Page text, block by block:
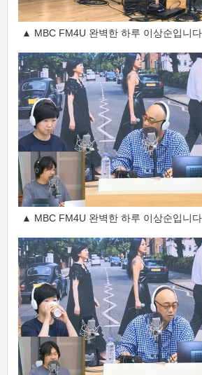
▲ MBC FM4U 완벽한 하루 이상순입니
▲ MBC FM4U 완벽한 하루 이상순입니